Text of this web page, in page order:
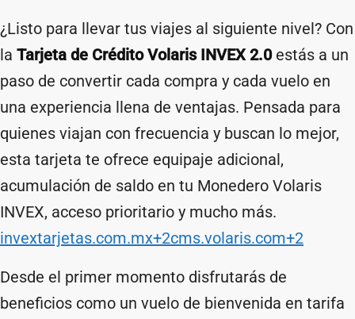
¿Listo para llevar tus viajes al siguiente nivel? Con
la Tarjeta de Crédito Volaris INVEX 2.0estás a un
paso de convertir cada compra y cada vuelo en
una experiencia llena de ventajas. Pensada para
quienes viajan con frecuencia y buscan lo mejor,
esta tarjeta te ofrece equipaje adicional,
acumulación de saldo en tu Monedero Volaris
INVEX, acceso prioritario y mucho más.
invextarjetas.com.mx+2cms.volaris.com+2
Desde el primer momento disfrutarás de
beneficios como un vuelo de bienvenida en tarifa